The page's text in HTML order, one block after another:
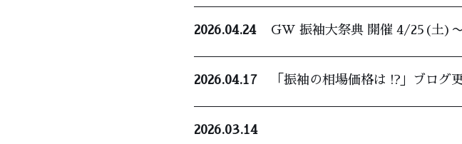
2026.04.24 GW 振袖大祭典 開催 4/25(土)〜
2026.04.17 「振袖の相場価格は !?」ブログ
2026.03.14